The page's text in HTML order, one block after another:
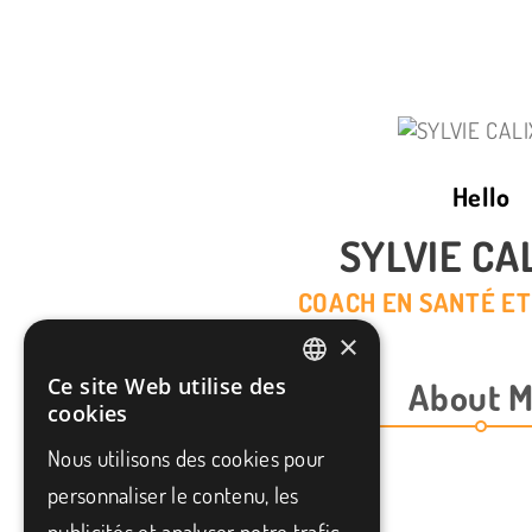
Hello
SYLVIE
COACH EN SANTÉ
About
FRENCH
×
Ce site Web utilise des
cookies
Nous utilisons des cookies pour
personnaliser le contenu, les